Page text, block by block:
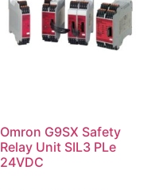
Omron G9SX Safety
Relay Unit SIL3 PLe
24VDC